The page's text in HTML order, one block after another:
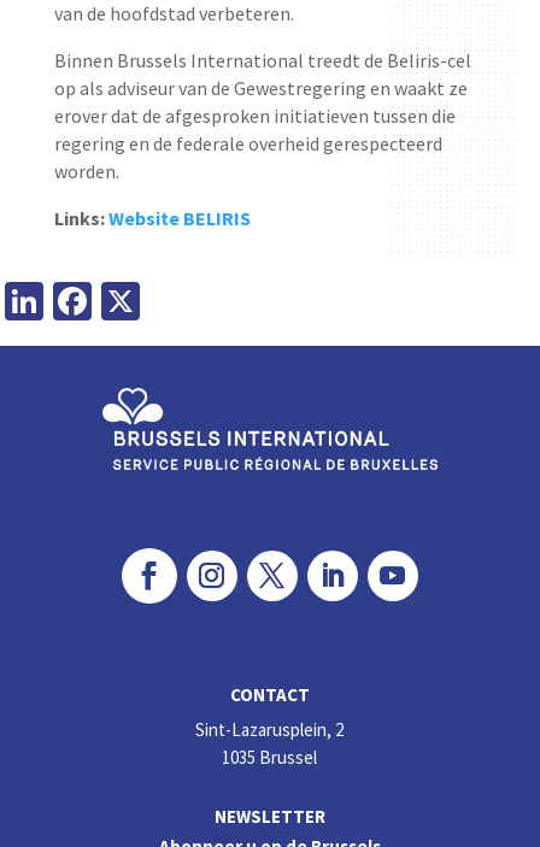
van de hoofdstad verbeteren.
Binnen Brussels International treedt de Beliris-cel
op als adviseur van de Gewestregering en waakt ze
erover dat de afgesproken initiatieven tussen die
regering en de federale overheid gerespecteerd
worden.
Links:Website BELIRIS
LinkedIn
Facebook
CONTACT
Sint-Lazarusplein, 2
1035 Brussel
NEWSLETTER